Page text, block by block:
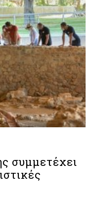
συμμετέχει